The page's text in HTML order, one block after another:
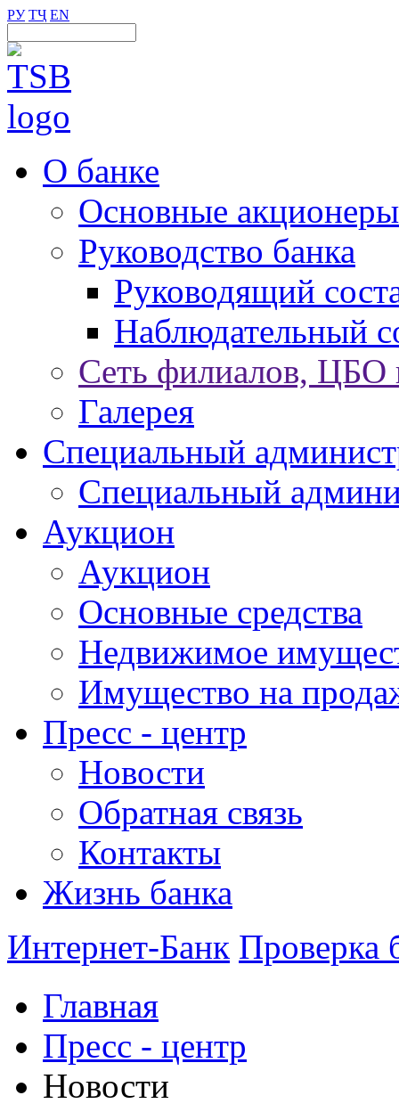
РУ ТҶ EN
О банке
Основные акционеры
Руководство банка
Руководящий
Наблюдательный
Сеть филиалов,
Галерея
Специальный
Специальный
Аукцион
Аукцион
Основные средства
Недвижимое
Имущество на
Пресс - центр
Новости
Обратная связь
Контакты
Жизнь банка
Интернет-Банк Проверка
Главная
Пресс - центр
Новости